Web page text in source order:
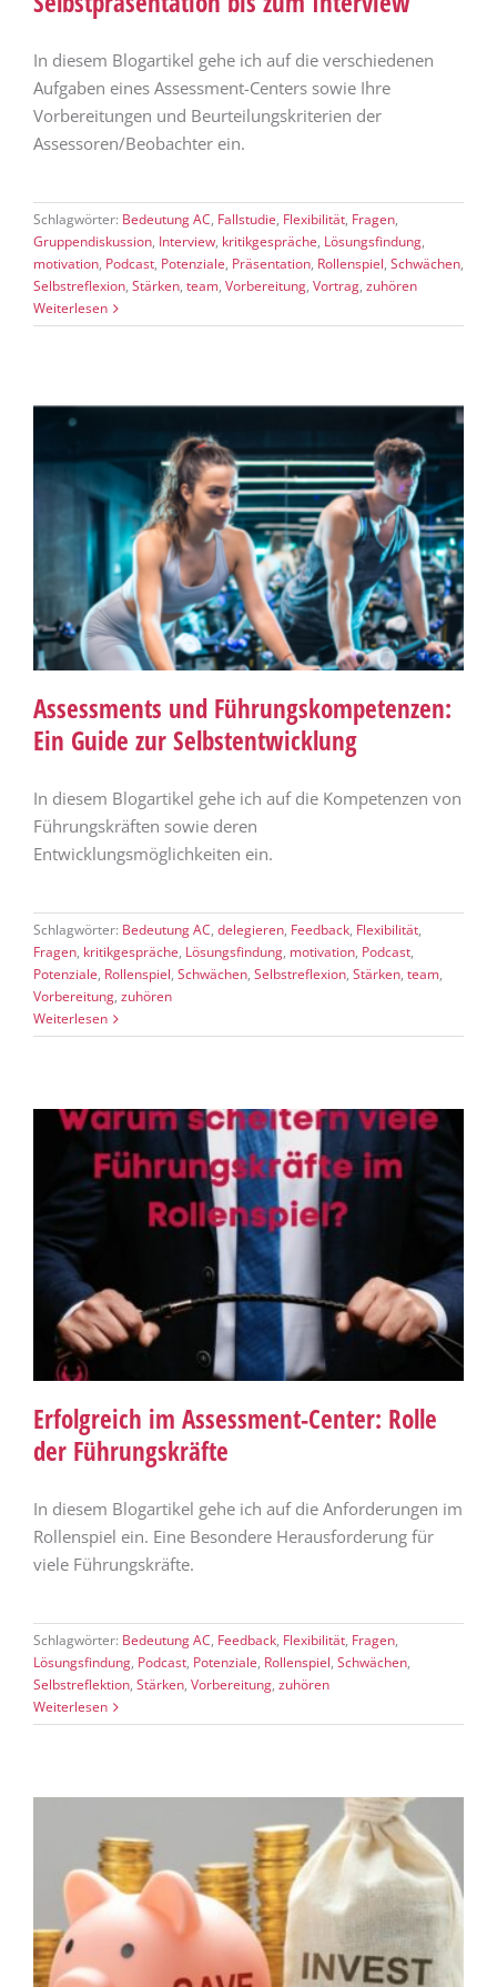
In diesem Blogartikel gehe ich auf die verschiedenen
Aufgaben eines Assessment-Centers sowie Ihre
Vorbereitungen und Beurteilungskriterien der
Assessoren/Beobachter ein.
Schlagwörter: Bedeutung AC, Fallstudie, Flexibilität, Fragen,
Gruppendiskussion, Interview, kritikgespräche, Lösungsfindung,
motivation, Podcast, Potenziale, Präsentation, Rollenspiel, Schwächen,
Selbstreflexion, Stärken, team, Vorbereitung, Vortrag, zuhören
Weiterlesen
Assessments und Führungskompetenzen:
Ein Guide zur Selbstentwicklung
In diesem Blogartikel gehe ich auf die Kompetenzen von
Führungskräften sowie deren
Entwicklungsmöglichkeiten ein.
Schlagwörter: Bedeutung AC, delegieren, Feedback, Flexibilität,
Fragen, kritikgespräche, Lösungsfindung, motivation, Podcast,
Potenziale, Rollenspiel, Schwächen, Selbstreflexion, Stärken, team,
Vorbereitung, zuhören
Weiterlesen
Erfolgreich im Assessment-Center: Rolle
der Führungskräfte
In diesem Blogartikel gehe ich auf die Anforderungen im
Rollenspiel ein. Eine Besondere Herausforderung für
viele Führungskräfte.
Schlagwörter: Bedeutung AC, Feedback, Flexibilität, Fragen,
Lösungsfindung, Podcast, Potenziale, Rollenspiel, Schwächen,
Selbstreflektion, Stärken, Vorbereitung, zuhören
Weiterlesen